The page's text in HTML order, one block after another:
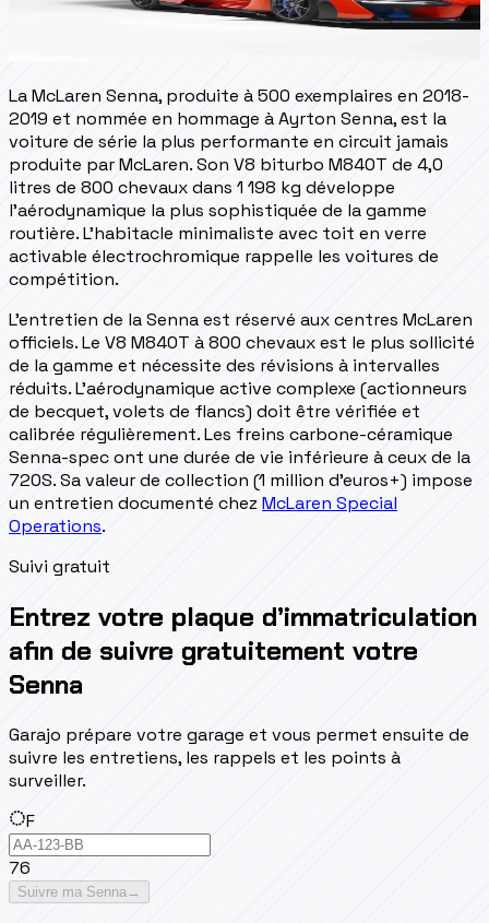
La McLaren Senna, produite à 500 exemplaires en 2018-
2019 et nommée en hommage à Ayrton Senna, est la
voiture de série la plus performante en circuit jamais
produite par McLaren. Son V8 biturbo M840T de 4,0
litres de 800 chevaux dans 1 198 kg développe
l'aérodynamique la plus sophistiquée de la gamme
routière. L'habitacle minimaliste avec toit en verre
activable électrochromique rappelle les voitures de
compétition.
L'entretien de la Senna est réservé aux centres McLaren
officiels. Le V8 M840T à 800 chevaux est le plus sollicité
de la gamme et nécessite des révisions à intervalles
réduits. L'aérodynamique active complexe (actionneurs
de becquet, volets de flancs) doit être vérifiée et
calibrée régulièrement. Les freins carbone-céramique
Senna-spec ont une durée de vie inférieure à ceux de la
720S. Sa valeur de collection (1 million d'euros+) impose
un entretien documenté chezMcLaren Special
Operations.
Suivi gratuit
Entrez votre plaque d’immatriculation
afin de suivre gratuitement votre
Senna
Garajo prépare votre garage et vous permet ensuite de
suivre les entretiens, les rappels et les points à
surveiller.
F
76
Suivre ma Senna →